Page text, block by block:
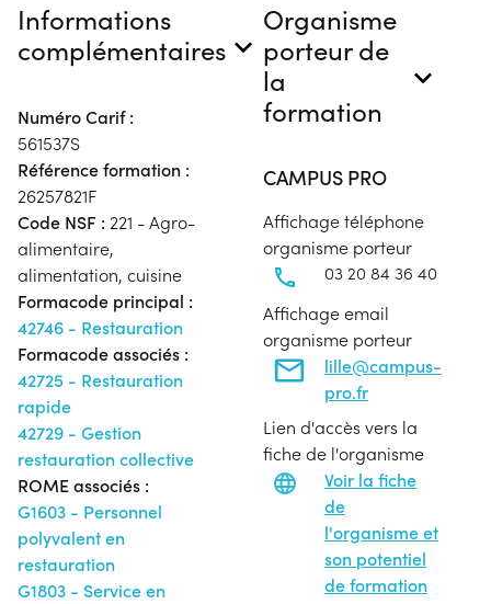
Informations
complémentaires
Numéro Carif :
561537S
Référence formation :
26257821F
Code NSF : 221 - Agro-
alimentaire,
alimentation, cuisine
Formacode principal :
42746 - Restauration
Formacode associés :
42725 - Restauration
rapide
42729 - Gestion
restauration collective
ROME associés :
G1603 - Personnel
polyvalent en
restauration
G1803 - Service en
Organisme
porteur de
la
formation
CAMPUS PRO
Affichage téléphone
organisme porteur
03 20 84 36 40
Affichage email
organisme porteur
lille@campus-
pro.fr
Lien d'accès vers la
fiche de l'organisme
Voir la fiche
de
l'organisme et
son potentiel
de formation